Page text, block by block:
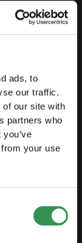
ads, to
our traffic.
of our site with
partners who
your use